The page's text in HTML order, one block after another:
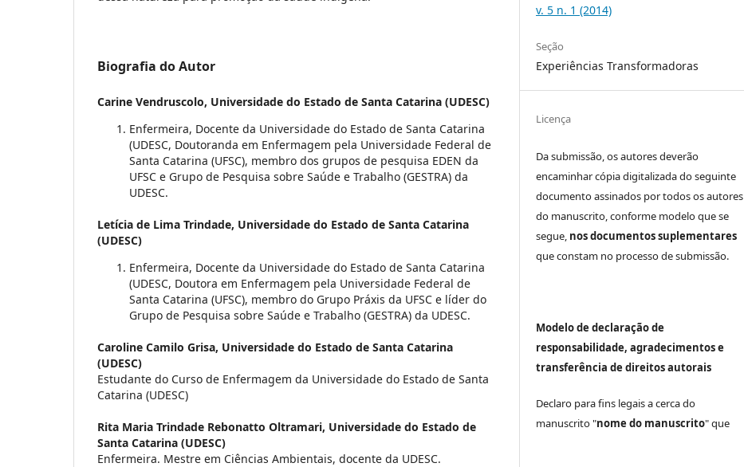
Biografia do Autor
Carine Vendruscolo, Universidade do Estado de Santa Catarina (UDESC)
Enfermeira, Docente da Universidade do Estado de Santa Catarina
(UDESC, Doutoranda em Enfermagem pela Universidade Federal de
Santa Catarina (UFSC), membro dos grupos de pesquisa EDEN da
UFSC e Grupo de Pesquisa sobre Saúde e Trabalho (GESTRA) da
UDESC.
Letícia de Lima Trindade, Universidade do Estado de Santa Catarina
(UDESC)
Enfermeira, Docente da Universidade do Estado de Santa Catarina
(UDESC, Doutora em Enfermagem pela Universidade Federal de
Santa Catarina (UFSC), membro do Grupo Práxis da UFSC e líder do
Grupo de Pesquisa sobre Saúde e Trabalho (GESTRA) da UDESC.
Caroline Camilo Grisa, Universidade do Estado de Santa Catarina
(UDESC)
Estudante do Curso de Enfermagem da Universidade do Estado de Santa
Catarina (UDESC)
Rita Maria Trindade Rebonatto Oltramari, Universidade do Estado de
Santa Catarina (UDESC)
Enfermeira. Mestre em Ciências Ambientais, docente da UDESC.
v. 5 n. 1 (2014)
Seção
Experiências Transformadoras
Licença
Da submissão, os autores deverão
encaminhar cópia digitalizada do seguinte
documento assinados por todos os autores
do manuscrito, conforme modelo que se
segue, nos documentos suplementares
que constam no processo de submissão.
Modelo de declaração de
responsabilidade, agradecimentos e
transferência de direitos autorais
Declaro para fins legais a cerca do
manuscrito "nome do manuscrito" que